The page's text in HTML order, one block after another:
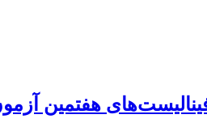
هفتمین